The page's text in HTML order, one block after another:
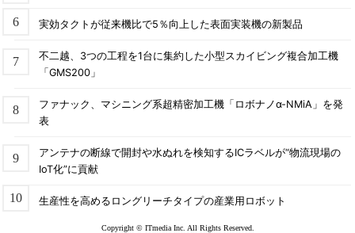
実効タクトが従来機比で5％向上した表面実装機の新製品
不二越、3つの工程を1台に集約した小型スカイビング複合加工機
「GMS200」
ファナック、マシニング系超精密加工機「ロボナノα-NMiA」を発
表
アンテナの断線で開封や水ぬれを検知するICラベルが“物流現場の
IoT化”に貢献
生産性を高めるロングリーチタイプの産業用ロボット
Copyright © ITmedia Inc. All Rights Reserved.